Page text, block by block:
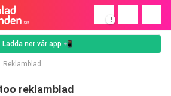
!
Ladda ner vår app 📲
Reklamblad
reklamblad